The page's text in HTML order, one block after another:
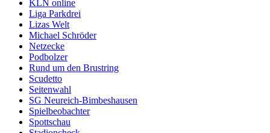
KLN online
Liga Parkdrei
Lizas Welt
Michael Schröder
Netzecke
Podbolzer
Rund um den Brustring
Scudetto
Seitenwahl
SG Neureich-Bimbeshausen
Spielbeobachter
Spottschau